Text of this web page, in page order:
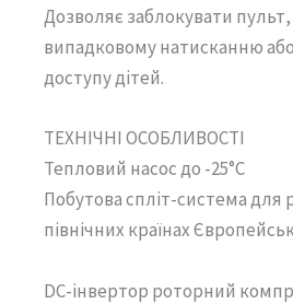
Дозволяє заблокувати пульт,
випадковому натисканню
доступу дітей.
ТЕХНІЧНІ ОСОБЛИВОСТІ
Тепловий насос до -25°C
Побутова спліт-система для
північних країнах
DC-інвертор роторний